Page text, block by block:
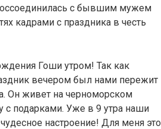
с бывшим мужем
кадрами с праздника в честь
Гоши утром! Так как
вечером был нами пережит
Он живет на черноморском
с подарками. Уже в 9 утра наши
настроение! Для меня это